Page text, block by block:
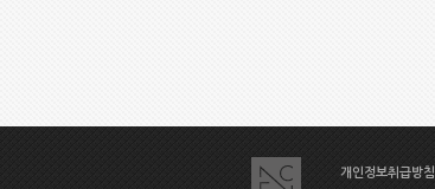
개인정보취급방침